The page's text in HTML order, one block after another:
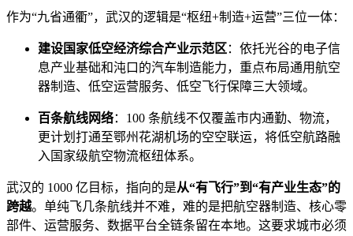
作为“九省通衢”，武汉的逻辑是“枢纽+制造+运营”三位一体：
建设国家低空经济综合产业示范区 ：依托光谷的电子信
息产业基础和沌口的汽车制造能力，重点布局通用航空
器制造、低空运营服务、低空飞行保障三大领域。
百条航线网络：100 条航线不仅覆盖市内通勤、物流，
更计划打通至鄂州花湖机场的空空联运，将低空航路融
入国家级航空物流枢纽体系。
武汉的 1000 亿目标，指向的是从“有飞行”到“有产业生态”的
跨越。单纯飞几条航线并不难，难的是把航空器制造、核心零
部件、运营服务、数据平台全链条留在本地。这要求城市必须